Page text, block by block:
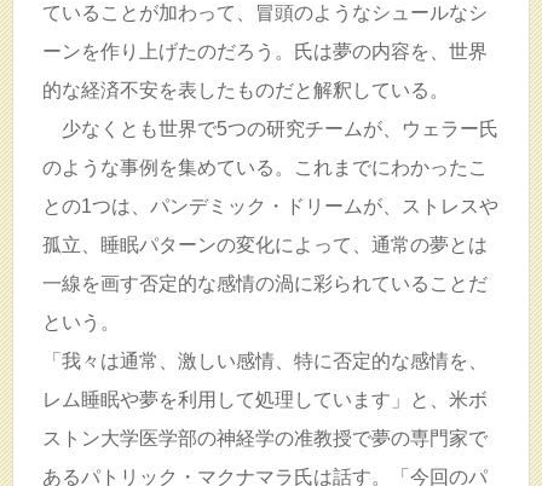
ていることが加わって、冒頭のようなシュールなシ
ーンを作り上げたのだろう。氏は夢の内容を、世界
的な経済不安を表したものだと解釈している。
少なくとも世界で5つの研究チームが、ウェラー氏
のような事例を集めている。これまでにわかったこ
との1つは、パンデミック・ドリームが、ストレスや
孤立、睡眠パターンの変化によって、通常の夢とは
一線を画す否定的な感情の渦に彩られていることだ
という。
「我々は通常、激しい感情、特に否定的な感情を、
レム睡眠や夢を利用して処理しています」と、米ボ
ストン大学医学部の神経学の准教授で夢の専門家で
あるパトリック・マクナマラ氏は話す。「今回のパ